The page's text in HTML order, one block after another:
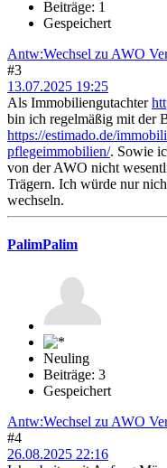
Beiträge: 1
Gespeichert
Antw:Wechsel zu AWO
#3
13.07.2025 19:25
Als Immobiliengutachter
bin ich regelmäßig mit der
https://estimado.de/
pflegeimmobilien/. Sowie
von der AWO nicht
Trägern. Ich würde nur
wechseln.
PalimPalim
Neuling
Beiträge: 3
Gespeichert
Antw:Wechsel zu AWO
#4
26.08.2025 22:16